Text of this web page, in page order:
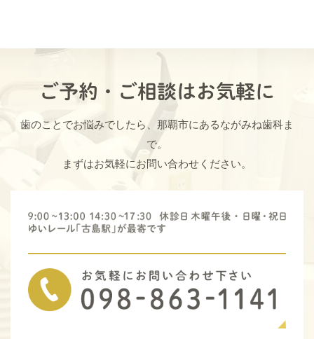
ご予約・ご相談はお気軽に
歯のことでお悩みでしたら、那覇市にあるながみね歯科ま
で。
まずはお気軽にお問い合わせください。